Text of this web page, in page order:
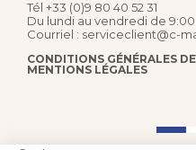
Tél +33 (0)9 80 40 52 31
Du lundi au vendredi de 9:00
Courriel : serviceclient@c-
CONDITIONS GÉNÉRALES
MENTIONS LÉGALES